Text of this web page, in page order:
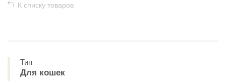
К списку товаров
Тип
Для кошек